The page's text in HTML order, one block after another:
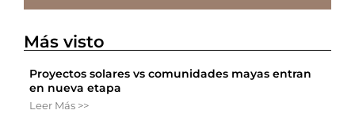
Más visto
Proyectos solares vs comunidades mayas entran
en nueva etapa
Leer Más >>